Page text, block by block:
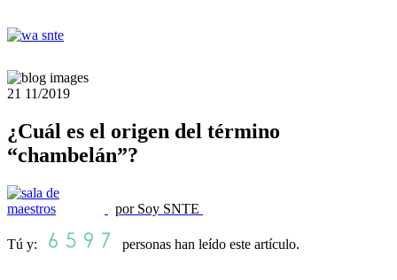
21 11/2019
¿Cuál es el origen del término
“chambelán”?
por Soy SNTE
Tú y: personas han leído este artículo.